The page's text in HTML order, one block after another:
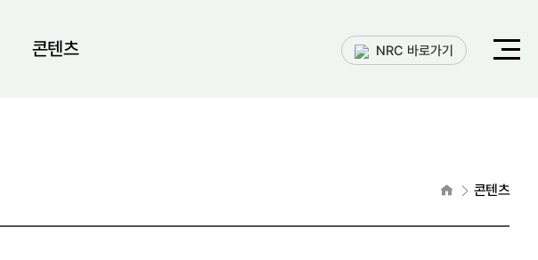
콘텐츠 NRC 바로가기
전체메
열기
홈으로콘텐츠